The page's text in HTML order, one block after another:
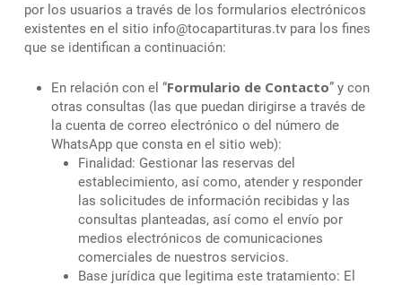
por los usuarios a través de los formularios electrónicos
existentes en el sitio info@tocapartituras.tv para los fines
que se identifican a continuación:
En relación con el “Formulario de Contacto” y con
otras consultas (las que puedan dirigirse a través de
la cuenta de correo electrónico o del número de
WhatsApp que consta en el sitio web):
Finalidad: Gestionar las reservas del
establecimiento, así como, atender y responder
las solicitudes de información recibidas y las
consultas planteadas, así como el envío por
medios electrónicos de comunicaciones
comerciales de nuestros servicios.
Base jurídica que legitima este tratamiento: El